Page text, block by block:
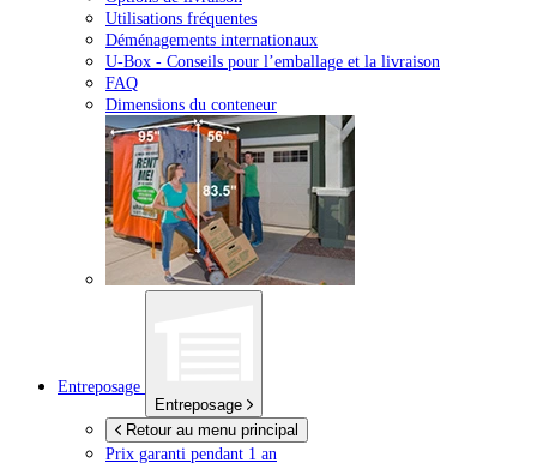
Utilisations fréquentes
Déménagements internationaux
U-Box - Conseils pour l’emballage et la livraison
FAQ
Dimensions du conteneur
Entreposage
Entreposage
Retour au menu principal
Prix garanti pendant 1 an